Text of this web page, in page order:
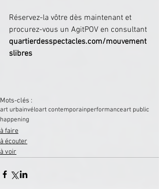
Réservez-la vôtre dès maintenant et
procurez-vous un AgitPOV en consultant
quartierdesspectacles.com/mouvement
slibres
Mots-clés :
art urbainvéloart contemporainperformanceart public
happening
à faire
à écouter
à voir